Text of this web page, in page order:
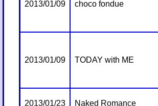
2013/01/09 choco fondue
2013/01/09 TODAY with ME
2013/01/23 Naked Romance